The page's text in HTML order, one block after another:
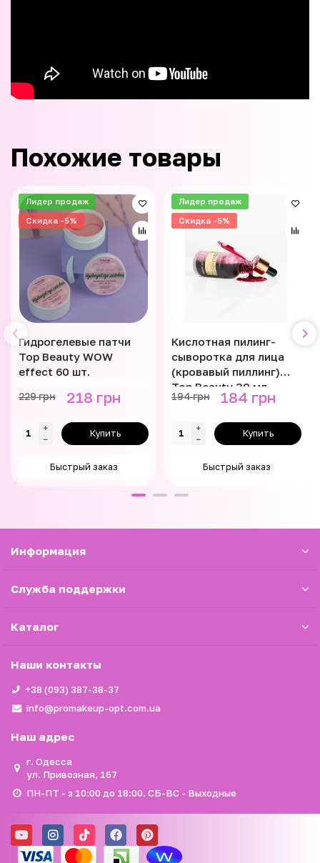
Похожие товары
Лидер продаж
Скидка -5%
Гидрогелевые патчи
Top Beauty WOW
effect 60 шт.
229 грн 218 грн
Купить
Быстрый заказ
Лидер продаж
Скидка -5%
Кислотная пилинг-
сыворотка для лица
(кровавый пиллинг)
Top Beauty 30 мл
194 грн 184 грн
Купить
Быстрый заказ
Информация
Служба поддержки
Каталог
Наши контакты
+38 (093) 387-38-37
info@promakeup-opt.com.ua
Наш адрес
г. Одесса
ул. Привозная, 167
ПН-ПТ - з 10:00 до 18:00. СБ-ВС - Выходные